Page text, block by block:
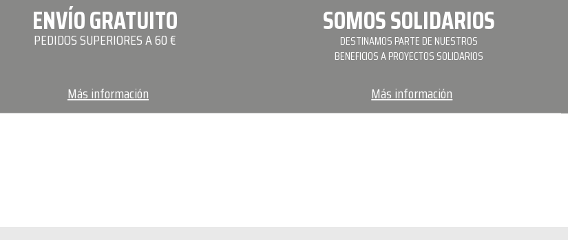
ENVÍO GRATUITO
PEDIDOS SUPERIORES A 60 €
Más información
SOMOS SOLIDARIOS
DESTINAMOS PARTE DE NUESTROS
BENEFICIOS A PROYECTOS SOLIDARIOS
Más información